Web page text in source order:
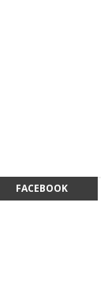
FACEBOOK